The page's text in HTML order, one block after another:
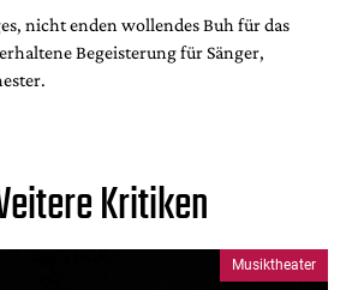
nicht enden wollendes Buh für das
Begeisterung für Sänger,
Kritiken
Musiktheater